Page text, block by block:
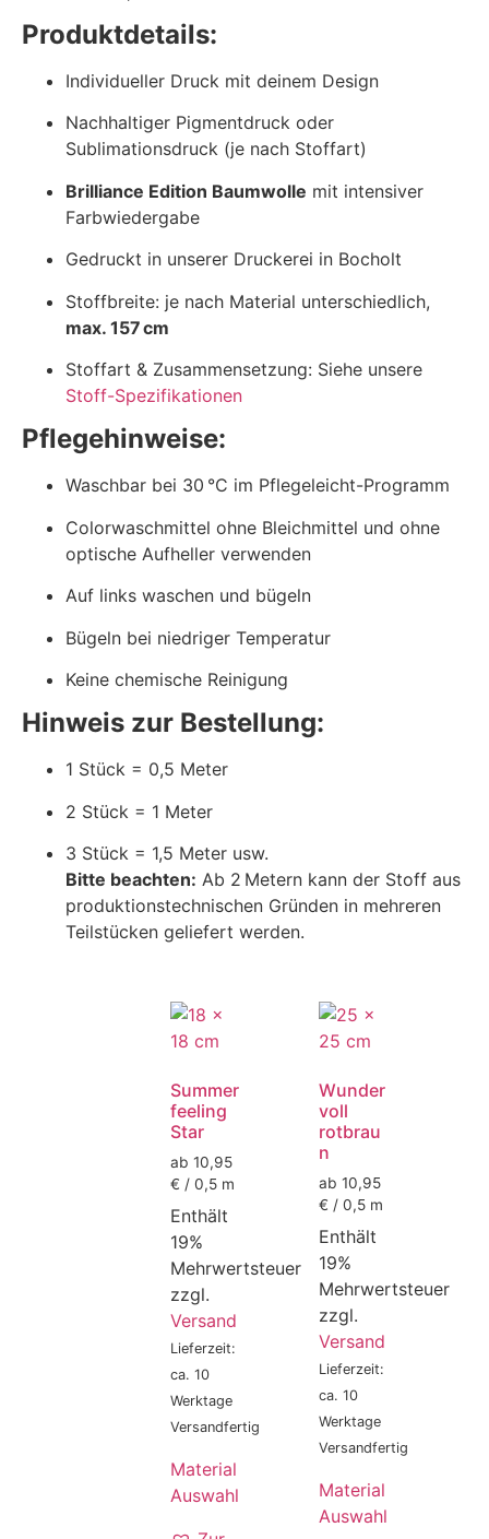
Produktdetails:
Individueller Druck mit deinem Design
Nachhaltiger Pigmentdruck oder
Sublimationsdruck (je nach Stoffart)
Brilliance Edition Baumwolle mit intensiver
Farbwiedergabe
Gedruckt in unserer Druckerei in Bocholt
Stoffbreite: je nach Material unterschiedlich,
max. 157 cm
Stoffart & Zusammensetzung: Siehe unsere
Stoff-Spezifikationen
Pflegehinweise:
Waschbar bei 30 °C im Pflegeleicht-Programm
Colorwaschmittel ohne Bleichmittel und ohne
optische Aufheller verwenden
Auf links waschen und bügeln
Bügeln bei niedriger Temperatur
Keine chemische Reinigung
Hinweis zur Bestellung:
1 Stück = 0,5 Meter
2 Stück = 1 Meter
3 Stück = 1,5 Meter usw.
Bitte beachten: Ab 2 Metern kann der Stoff aus
produktionstechnischen Gründen in mehreren
Teilstücken geliefert werden.
Summer
feeling
Star
ab 10,95
€ / 0,5 m
Enthält
19%
Mehrwertsteuer
zzgl.
Versand
Lieferzeit:
ca. 10
Werktage
Versandfertig
Material
Auswahl
Wunder
voll
rotbrau
n
ab 10,95
€ / 0,5 m
Enthält
19%
Mehrwertsteuer
zzgl.
Versand
Lieferzeit:
ca. 10
Werktage
Versandfertig
Material
Auswahl